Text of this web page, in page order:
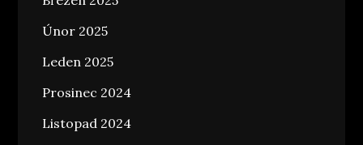
Únor 2025
Leden 2025
Prosinec 2024
Listopad 2024